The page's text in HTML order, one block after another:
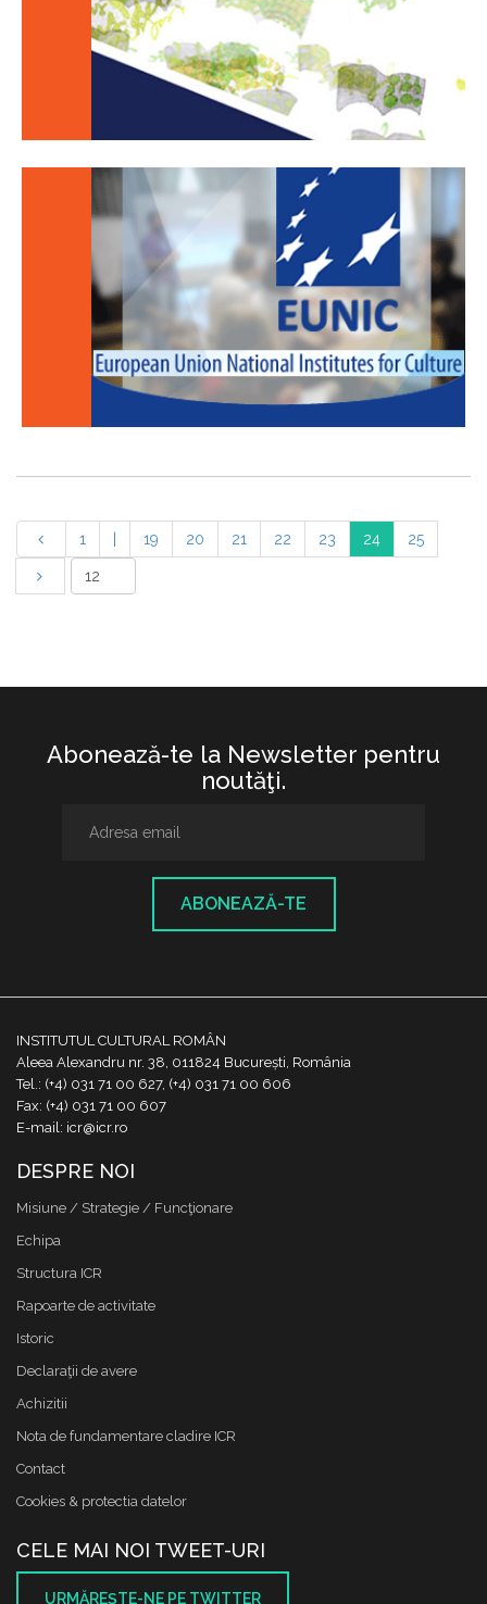
1 19 20 21 22 23 24 25
Abonează-te la Newsletter pentru
noutăţi.
ABONEAZĂ-TE
INSTITUTUL CULTURAL ROMÂN
Aleea Alexandru nr. 38, 011824 București, România
Tel.: (+4) 031 71 00 627, (+4) 031 71 00 606
Fax: (+4) 031 71 00 607
E-mail: icr@icr.ro
DESPRE NOI
Misiune / Strategie / Funcţionare
Echipa
Structura ICR
Rapoarte de activitate
Istoric
Declaraţii de avere
Achizitii
Nota de fundamentare cladire ICR
Contact
Cookies & protectia datelor
CELE MAI NOI TWEET-URI
URMĂREŞTE-NE PE TWITTER